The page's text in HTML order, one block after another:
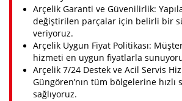
Arçelik Garanti ve Güvenilirlik:
değiştirilen parçalar için belirli bir
veriyoruz.
Arçelik Uygun Fiyat Politikası:
hizmeti en uygun fiyatlarla
Arçelik 7/24 Destek ve Acil Servis
Güngören’nın tüm bölgelerine hızlı
sağlıyoruz.